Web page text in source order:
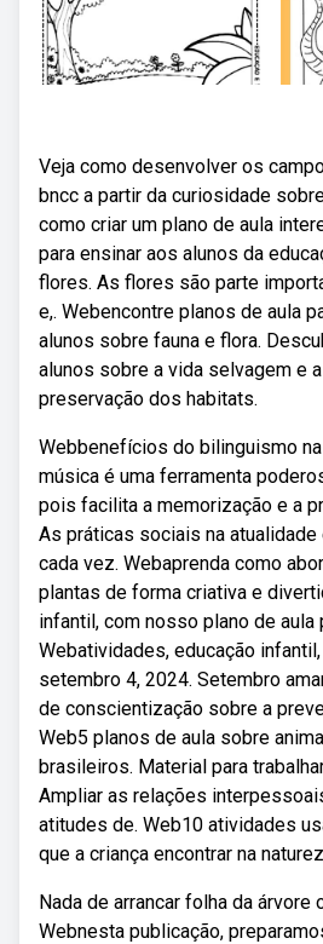
Veja como desenvolver os
bncc a partir da curiosidade
como criar um plano de aula
para ensinar aos alunos da
flores. As flores são parte
e,. Webencontre planos de aula
alunos sobre fauna e flora.
alunos sobre a vida selvagem e
preservação dos habitats.
Webbenefícios do bilinguismo
música é uma ferramenta
pois facilita a memorização e a
As práticas sociais na
cada vez. Webaprenda como
plantas de forma criativa e
infantil, com nosso plano de aula
Webatividades, educação
setembro 4, 2024. Setembro
de conscientização sobre a
Web5 planos de aula sobre
brasileiros. Material para
Ampliar as relações
atitudes de. Web10 atividades
que a criança encontrar na
Nada de arrancar folha da árvore
Webnesta publicação,